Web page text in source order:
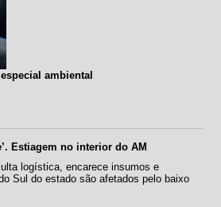
ambiental
Estiagem no interior do AM
logística, encarece insumos e
Sul do estado são afetados pelo baixo